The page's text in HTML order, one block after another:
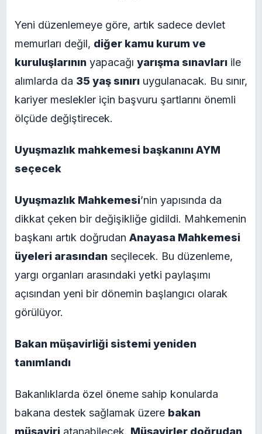
Yeni düzenlemeye göre, artık sadece devlet
memurları değil, diğer kamu kurum ve
kuruluşlarının yapacağı yarışma sınavları ile
alımlarda da 35 yaş sınırı uygulanacak. Bu sınır,
kariyer meslekler için başvuru şartlarını önemli
ölçüde değiştirecek.
Uyuşmazlık mahkemesi başkanını AYM
seçecek
Uyuşmazlık Mahkemesi’nin yapısında da
dikkat çeken bir değişikliğe gidildi. Mahkemenin
başkanı artık doğrudan Anayasa Mahkemesi
üyeleri arasından seçilecek. Bu düzenleme,
yargı organları arasındaki yetki paylaşımı
açısından yeni bir dönemin başlangıcı olarak
görülüyor.
Bakan müşavirliği sistemi yeniden
tanımlandı
Bakanlıklarda özel öneme sahip konularda
bakana destek sağlamak üzere bakan
müşaviri atanabilecek. Müşavirler doğrudan